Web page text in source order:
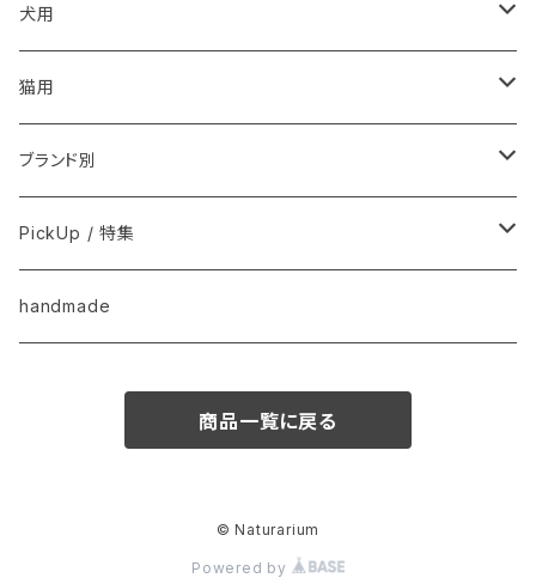
こころ・脳
犬用
フードおやつ
用品
猫用
フードおやつ
用品
ブランド別
Anima Strath
Animal Essentials
PickUp / 特集
換毛期におすすめ
handmade
商品一覧に戻る
© Naturarium
Powered by